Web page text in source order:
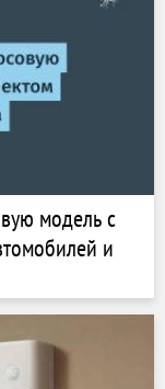
модель с
и